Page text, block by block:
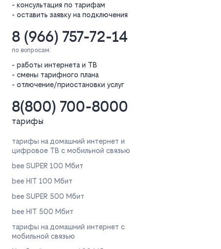
- консультация по тарифам
- оставить заявку на подключения
8 (966) 757-72-14
по вопросам:
- работы интернета и ТВ
- смены тарифного плана
- отлючение/приостановки услуг
8(800) 700-8000
тарифы
тарифы на домашний интернет и
цифровое ТВ с мобильной связью
bee SUPER 100 Мбит
bee HIT 100 Мбит
bee SUPER 500 Мбит
bee HIT 500 Мбит
тарифы на домашний интернет с
мобильной связью